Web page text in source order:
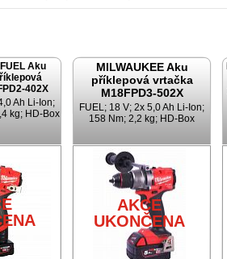
Aku
402X
Ah Li-Ion;
kg; HD-Box
MILWAUKEE Aku
příklepová vrtačka
M18FPD3-502X
FUEL; 18 V; 2x 5,0 Ah Li-Ion;
158 Nm; 2,2 kg; HD-Box
AKCE
UKONČENA